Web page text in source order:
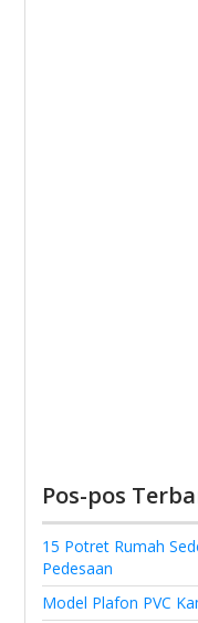
Pos-pos
15 Potret Rumah
Pedesaan
Model Plafon PVC